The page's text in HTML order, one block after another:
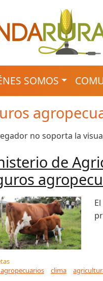
SOMOS
no soporta la
de
clima